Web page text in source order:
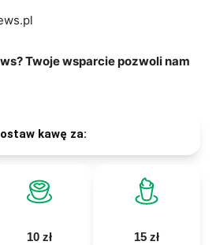
Twoje wsparcie pozwoli nam
kawę za:
10 zł 15 zł